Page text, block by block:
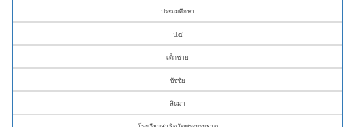
ประถมศึกษา
ป.๕
เด็กชาย
ชัชชัย
สินมา